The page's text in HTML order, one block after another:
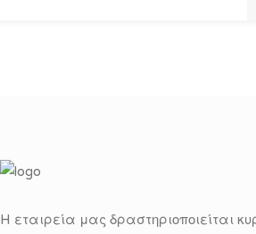
H εταιρεία μας δραστηριοποιείται